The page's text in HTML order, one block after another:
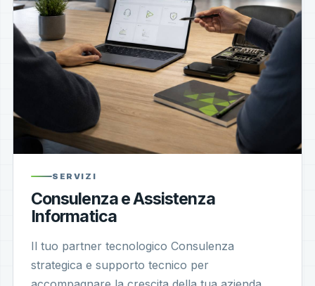
SERVIZI
Consulenza e Assistenza
Informatica
Il tuo partner tecnologico Consulenza
strategica e supporto tecnico per